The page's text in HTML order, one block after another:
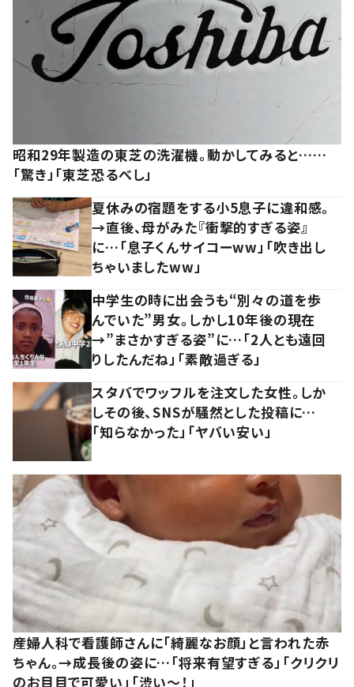
昭和29年製造の東芝の洗濯機。動かしてみると……
「驚き」「東芝恐るべし」
夏休みの宿題をする小5息子に違和感。
→直後、母がみた『衝撃的すぎる姿』
に…「息子くんサイコーww」「吹き出し
ちゃいましたww」
中学生の時に出会うも“別々の道を歩
んでいた”男女。しかし10年後の現在
→”まさかすぎる姿”に…「2人とも遠回
りしたんだね」「素敵過ぎる」
スタバでワッフルを注文した女性。しか
しその後、SNSが騒然とした投稿に…
「知らなかった」「ヤバい安い」
産婦人科で看護師さんに「綺麗なお顔」と言われた赤
ちゃん。→成長後の姿に…「将来有望すぎる」「クリクリ
のお目目で可愛い」「渋い～！」